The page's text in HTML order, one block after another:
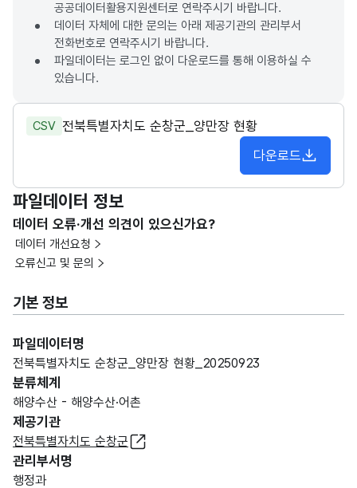
공공데이터활용지원센터로 연락주시기 바랍니다.
데이터 자체에 대한 문의는 아래 제공기관의 관리부서
전화번호로 연락주시기 바랍니다.
파일데이터는 로그인 없이 다운로드를 통해 이용하실 수
있습니다.
CSV 전북특별자치도 순창군_양만장 현황
다운로드
파일데이터 정보
데이터 오류·개선 의견이 있으신가요?
데이터 개선요청
오류신고 및 문의
기본 정보
파일데이터명
전북특별자치도 순창군_양만장 현황_20250923
분류체계
해양수산 - 해양수산·어촌
제공기관
전북특별자치도 순창군
관리부서명
행정과